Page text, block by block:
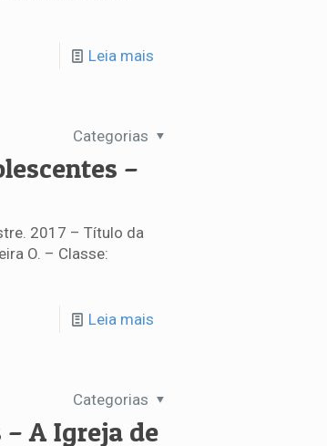
Leia mais
Categorias
–
2017 – Título da
O. – Classe:
Leia mais
Categorias
– A Igreja de